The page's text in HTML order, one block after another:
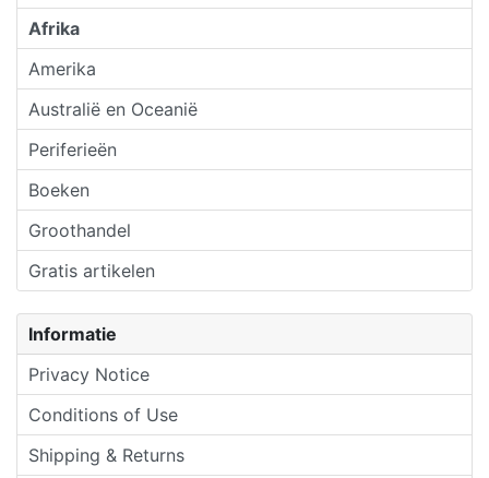
Afrika
Amerika
Australië en Oceanië
Periferieën
Boeken
Groothandel
Gratis artikelen
Informatie
Privacy Notice
Conditions of Use
Shipping & Returns